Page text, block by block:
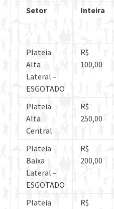
Setor Inteira
Plateia
Alta
Lateral –
ESGOTADO
R$
100,00
Plateia
Alta
Central
R$
250,00
Plateia
Baixa
Lateral –
ESGOTADO
R$
200,00
Plateia
R$